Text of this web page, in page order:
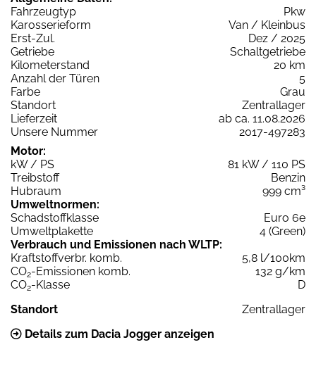
Fahrzeugtyp
Pkw
Karosserieform
Van / Kleinbus
Erst-Zul.
Dez / 2025
Getriebe
Schaltgetriebe
Kilometerstand
20 km
Anzahl der Türen
5
Farbe
Grau
Standort
Zentrallager
Lieferzeit
ab ca. 11.08.2026
Unsere Nummer
2017-497283
Motor:
kW / PS
81 kW / 110 PS
Treibstoff
Benzin
Hubraum
999 cm³
Umweltnormen:
Schadstoffklasse
Euro 6e
Umweltplakette
4 (Green)
Verbrauch und Emissionen nach WLTP:
Kraftstoffverbr. komb.
5,8 l/100km
CO2-Emissionen komb.
132 g/km
CO2-Klasse
D
Standort
Zentrallager
Details zum Dacia Jogger anzeigen